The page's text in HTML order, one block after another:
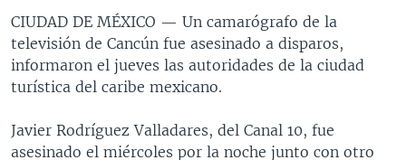
PANORAMA
ESTADOS UNIDOS AL DÍA
EL MUNDO AL DÍA [RADIO]
FORO [RADIO]
DEPORTIVO INTERNACIONAL
SÍGANOS
Idiomas
CIUDAD DE MÉXICO — Un camarógrafo de la
televisión de Cancún fue asesinado a disparos,
informaron el jueves las autoridades de la ciudad
turística del caribe mexicano.
Javier Rodríguez Valladares, del Canal 10, fue
asesinado el miércoles por la noche junto con otro